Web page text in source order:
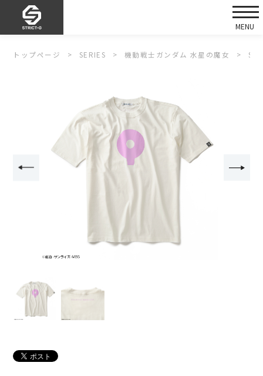
トップページ SERIES 機動戦士ガンダム 水星の魔女